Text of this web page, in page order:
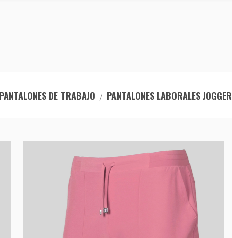
PANTALONES DE TRABAJO PANTALONES LABORALES JOGGER